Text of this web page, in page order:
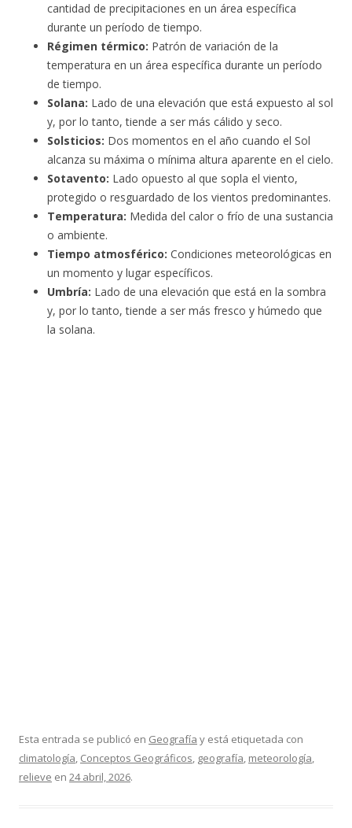
cantidad de precipitaciones en un área específica
durante un período de tiempo.
Régimen térmico: Patrón de variación de la
temperatura en un área específica durante un período
de tiempo.
Solana: Lado de una elevación que está expuesto al sol
y, por lo tanto, tiende a ser más cálido y seco.
Solsticios: Dos momentos en el año cuando el Sol
alcanza su máxima o mínima altura aparente en el cielo.
Sotavento: Lado opuesto al que sopla el viento,
protegido o resguardado de los vientos predominantes.
Temperatura: Medida del calor o frío de una sustancia
o ambiente.
Tiempo atmosférico: Condiciones meteorológicas en
un momento y lugar específicos.
Umbría: Lado de una elevación que está en la sombra
y, por lo tanto, tiende a ser más fresco y húmedo que
la solana.
Esta entrada se publicó en Geografía y está etiquetada con
climatología, Conceptos Geográficos, geografía, meteorología,
relieve en 24 abril, 2026.